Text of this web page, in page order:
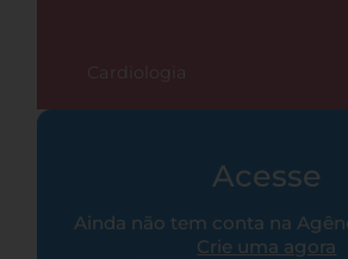
Cardiologia
Acesse
Ainda não tem conta na
Crie uma agora